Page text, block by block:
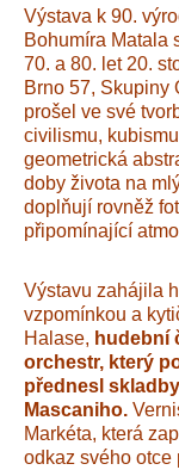
Výstava k 90.
Bohumíra Matala
70. a 80. let 20.
Brno 57, Skupiny
prošel ve své
civilismu,
geometrická
doby života na
doplňují rovněž
připomínající
Výstavu zahájila
vzpomínkou a
Halase, hudební
orchestr, který
přednesl
Mascaniho.
Markéta, která
odkaz svého otce